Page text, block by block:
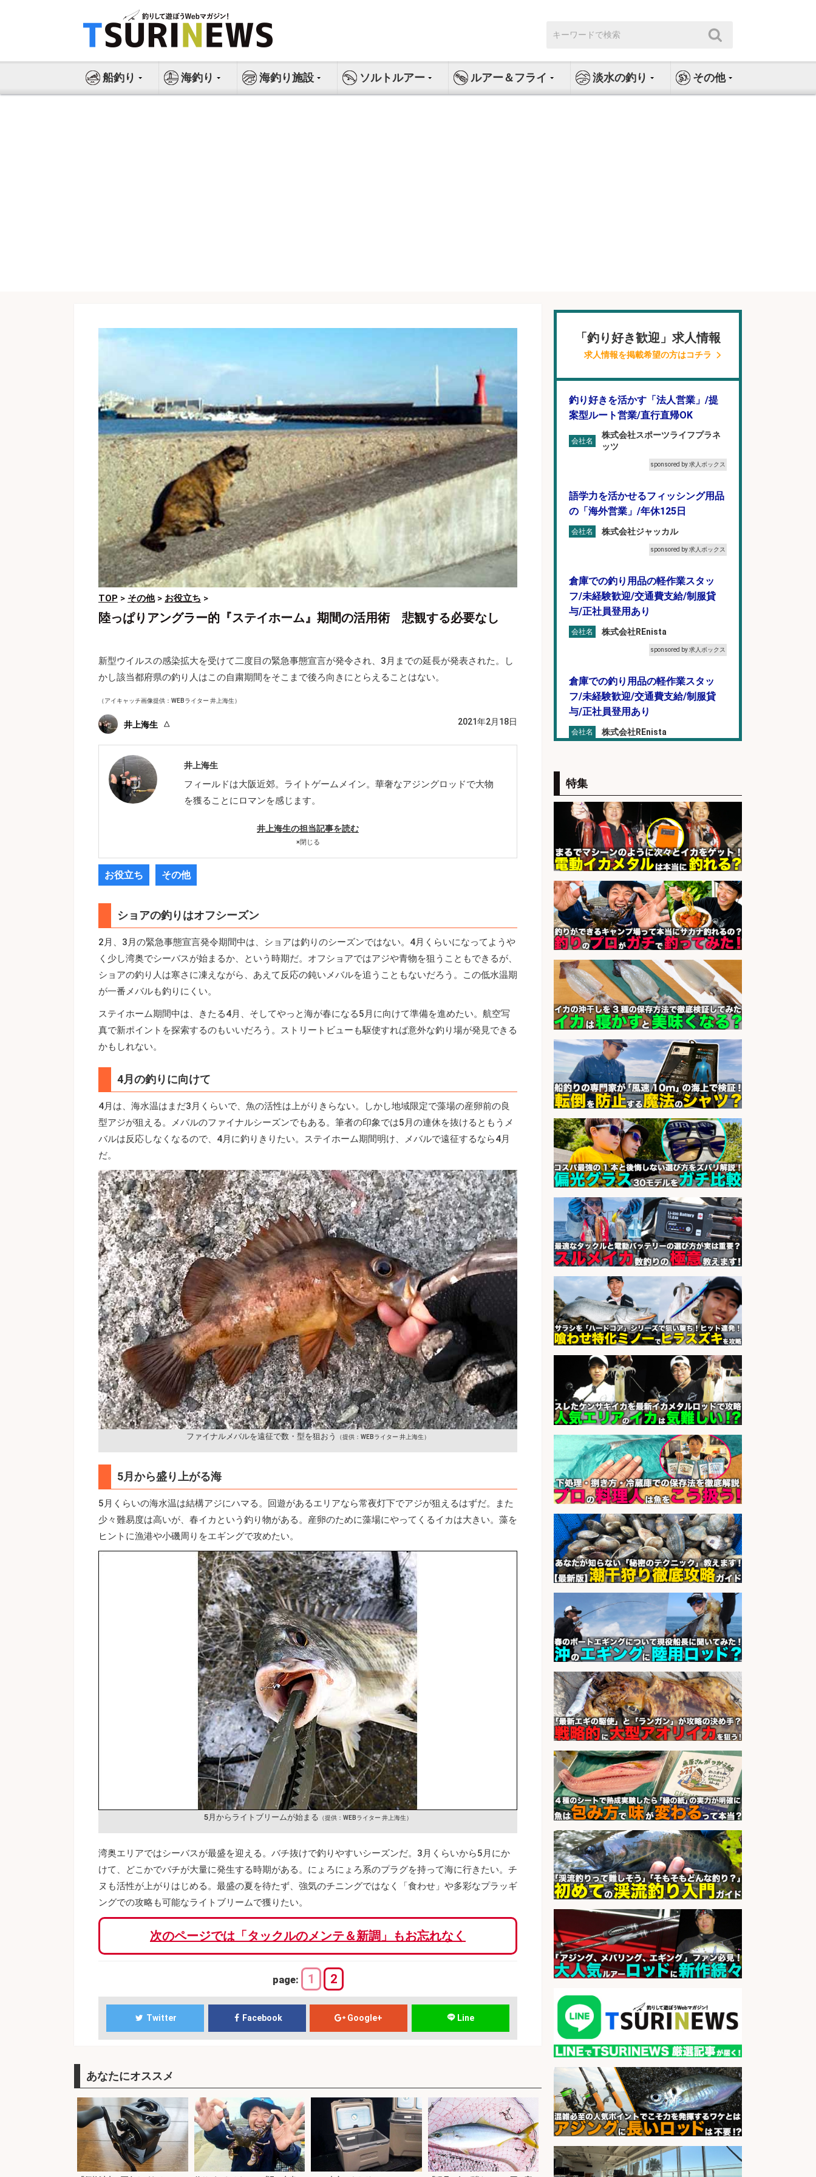
ス
索:
船釣り 海釣り 海釣り施設 ソルトルアー ルアー＆フライ 淡水の釣り その他
TOP > その他> お役立ち >
陸っぱりアングラー的『ステイホーム』期間の活用術 悲観する必要なし
新型ウイルスの感染拡大を受けて二度目の緊急事態宣言が発令され、3月までの延長が発表された。し
かし該当都府県の釣り人はこの自粛期間をそこまで後ろ向きにとらえることはない。
（アイキャッチ画像提供：WEBライター 井上海生）
井上海生 2021年2月18日
井上海生
フィールドは大阪近郊。ライトゲームメイン。華奢なアジングロッドで大物
を獲ることにロマンを感じます。
井上海生の担当記事を読む
×閉じる
お役立ち その他
ショアの釣りはオフシーズン
2月、3月の緊急事態宣言発令期間中は、ショアは釣りのシーズンではない。4月くらいになってようや
く少し湾奥でシーバスが始まるか、という時期だ。オフショアではアジや青物を狙うこともできるが、
ショアの釣り人は寒さに凍えながら、あえて反応の鈍いメバルを追うこともないだろう。この低水温期
が一番メバルも釣りにくい。
ステイホーム期間中は、きたる4月、そしてやっと海が春になる5月に向けて準備を進めたい。航空写
真で新ポイントを探索するのもいいだろう。ストリートビューも駆使すれば意外な釣り場が発見できる
かもしれない。
4月の釣りに向けて
4月は、海水温はまだ3月くらいで、魚の活性は上がりきらない。しかし地域限定で藻場の産卵前の良
型アジが狙える。メバルのファイナルシーズンでもある。筆者の印象では5月の連休を抜けるともうメ
バルは反応しなくなるので、4月に釣りきりたい。ステイホーム期間明け、メバルで遠征するなら4月
だ。
ファイナルメバルを遠征で数・型を狙おう （提供：WEBライター 井上海生）
5月から盛り上がる海
5月くらいの海水温は結構アジにハマる。回遊があるエリアなら常夜灯下でアジが狙えるはずだ。また
少々難易度は高いが、春イカという釣り物がある。産卵のために藻場にやってくるイカは大きい。藻を
ヒントに漁港や小磯周りをエギングで攻めたい。
5月からライトブリームが始まる （提供：WEBライター 井上海生）
湾奥エリアではシーバスが最盛を迎える。バチ抜けで釣りやすいシーズンだ。3月くらいから5月にか
けて、どこかでバチが大量に発生する時期がある。にょろにょろ系のプラグを持って海に行きたい。チ
ヌも活性が上がりはじめる。最盛の夏を待たず、強気のチニングではなく「食わせ」や多彩なプラッギ
ングでの攻略も可能なライトブリームで獲りたい。
次のページでは「タックルのメンテ＆新調」もお忘れなく
page: 1 2
Twitter Facebook Google+ Line
あなたにオススメ
「釣り好き歓迎」求人情報
求人情報を掲載希望の方はコチラ
釣り好きを活かす「法人営業」/提
案型ルート営業/直行直帰OK
会社名
株式会社スポーツライフプラネ
ッツ
sponsored by 求人ボックス
語学力を活かせるフィッシング用品
の「海外営業」/年休125日
会社名 株式会社ジャッカル
sponsored by 求人ボックス
倉庫での釣り用品の軽作業スタッ
フ/未経験歓迎/交通費支給/制服貸
与/正社員登用あり
会社名 株式会社REnista
sponsored by 求人ボックス
倉庫での釣り用品の軽作業スタッ
フ/未経験歓迎/交通費支給/制服貸
与/正社員登用あり
会社名 株式会社REnista
釣り好き必見「釣具の設計開
発」/DAIWA公認製品/年休117日
会社名
株式会社スポーツライフプラネ
ッツ
sponsored by 求人ボックス
通費支給/制服貸与/正社員登用あり
会社名 株式会社REnista
sponsored by 求人ボックス
和食, 日本料理・懐石料理/店長・店
長候補/本物を知る大人の隠れ家!魚
の価値を上げ、地域を元気に!店長候
補募集
会社名 酒場あらかぶ 酒場あらかぶ
sponsored by 求人ボックス
釣り具メーカーでの釣り竿の販売促
進業務
sponsored by 求人ボックス
釣り具製品の梱包作業
会社名 Man to Man株式会社
sponsored by 求人ボックス
フィッシング用品の「製品開発設
計」
会社名 メガバス株式会社
sponsored by 求人ボックス
さらに求人情報を見る
特集